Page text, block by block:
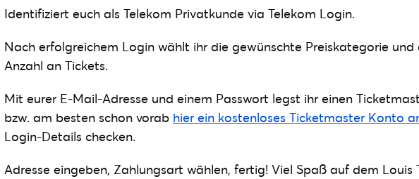
Identifiziert euch als Telekom Privatkunde via Telekom Login.
Nach erfolgreichem Login wählt ihr die gewünschte Preiskategorie
Anzahl an Tickets.
Mit eurer E-Mail-Adresse und einem Passwort legst ihr einen
bzw. am besten schon vorab hier ein kostenloses Ticketmaster Konto
Login-Details checken.
Adresse eingeben, Zahlungsart wählen, fertig! Viel Spaß auf dem Louis